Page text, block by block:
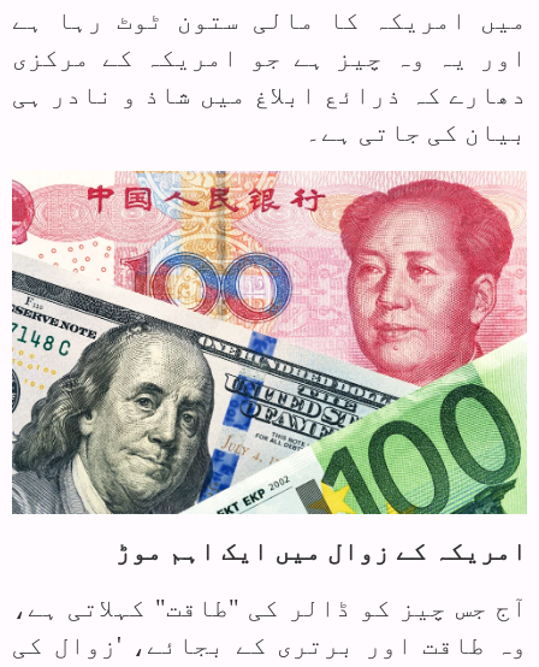
میں امریکہ کا مالی ستون ٹوٹ رہا ہے
اور یہ وہ چیز ہے جو امریکہ کے مرکزی
دھارے کہ ذرائع ابلاغ میں شاذ و نادر ہی
بیان کی جاتی ہے۔
امریکہ کے زوال میں ایک اہم موڑ
آج جس چیز کو ڈالر کی "طاقت" کہلاتی ہے،
وہ طاقت اور برتری کے بجائے، 'زوال کی